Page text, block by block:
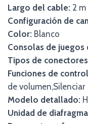
Largo del cable: 2 m
Configuración de
Color: Blanco
Consolas de juegos
Tipos de
Funciones de
de volumen,Silenciar
Modelo detallado:
Unidad de